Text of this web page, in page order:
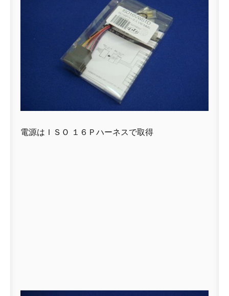
電源はＩＳＯ １６Ｐハーネスで取得